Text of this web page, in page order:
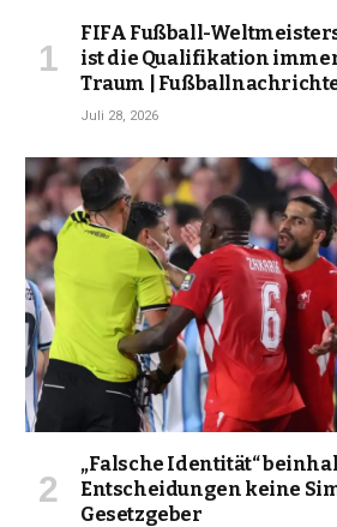
FIFA Fußball-
ist die Qualifikation
Traum |
Juli 28, 2026
„Falsche Identität“
Entscheidungen keine
Gesetzgeber